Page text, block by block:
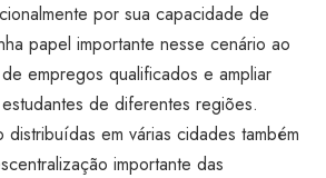
por sua capacidade de
papel importante nesse cenário ao
empregos qualificados e ampliar
de diferentes regiões.
em várias cidades também
importante das